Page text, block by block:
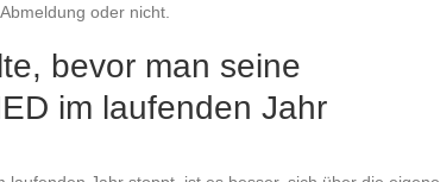
oder nicht.
bevor man seine
im laufenden Jahr